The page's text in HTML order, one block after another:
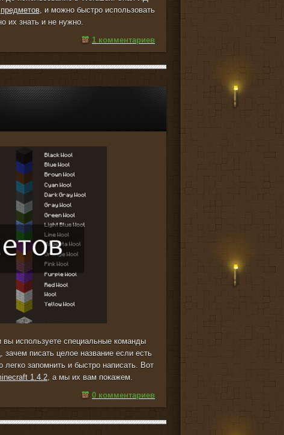
предметов, и можно быстро использовать
их знать и не нужно.
1 комментариев
используете специальные команды
писать целое название если есть
запомнить и быстро написать. Вот
1.4.2, а мы их вам покажем.
0 комментариев